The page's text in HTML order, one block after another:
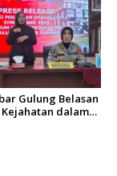
Gulung Belasan
dalam